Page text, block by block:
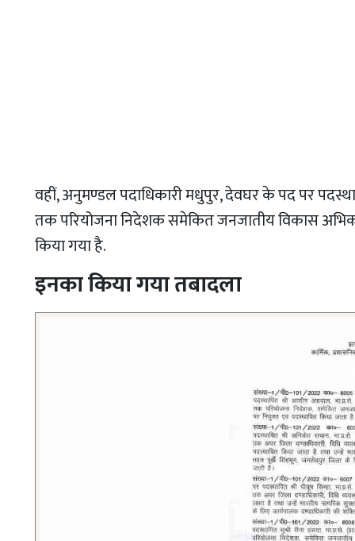
वहीं, अनुमण्डल पदाधिकारी मधुपुर, देवघर के पद पर
तक परियोजना निदेशक समेकित जनजातीय विकास
किया गया है.
इनका किया गया तबादला